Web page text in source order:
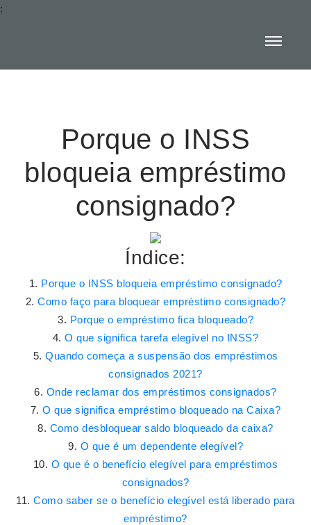
:
Porque o INSS
bloqueia empréstimo
consignado?
Índice:
Porque o INSS bloqueia empréstimo consignado?
Como faço para bloquear empréstimo consignado?
Porque o empréstimo fica bloqueado?
O que significa tarefa elegível no INSS?
Quando começa a suspensão dos empréstimos
consignados 2021?
Onde reclamar dos empréstimos consignados?
O que significa empréstimo bloqueado na Caixa?
Como desbloquear saldo bloqueado da caixa?
O que é um dependente elegível?
O que é o benefício elegível para empréstimos
consignados?
Como saber se o benefício elegível está liberado para
empréstimo?